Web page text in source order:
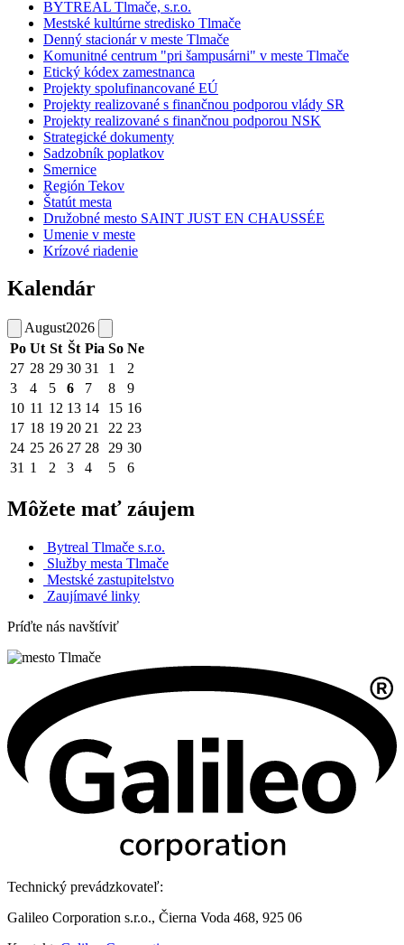
BYTREAL Tlmače, s.r.o.
Mestské kultúrne stredisko Tlmače
Denný stacionár v meste Tlmače
Komunitné centrum "pri šampusárni" v meste Tlmače
Etický kódex zamestnanca
Projekty spolufinancované EÚ
Projekty realizované s finančnou podporou vlády SR
Projekty realizované s finančnou podporou NSK
Strategické dokumenty
Sadzobník poplatkov
Smernice
Región Tekov
Štatút mesta
Družobné mesto SAINT JUST EN CHAUSSÉE
Umenie v meste
Krízové riadenie
Kalendár
August2026
Po Ut St Št Pia So Ne
27 28 29 30 31 1
2
3
4 5 6 7 8
9
10 11 12 13 14 15 16
17 18 19 20 21 22 23
24 25 26 27 28 29 30
31 1 2 3 4 5 6
Môžete mať záujem
Bytreal Tlmače s.r.o.
Služby mesta Tlmače
Mestské zastupitelstvo
Zaujímavé linky
Príďte nás navštíviť
Technický prevádzkovateľ:
Galileo Corporation s.r.o., Čierna Voda 468, 925 06